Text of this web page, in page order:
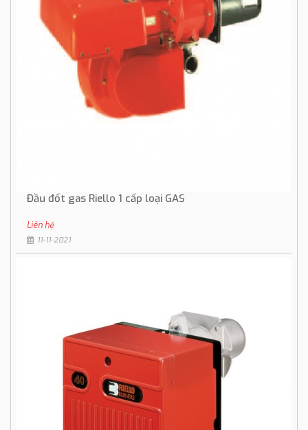
Đầu đốt gas Riello 1 cấp loại GAS
Liên hệ
11-11-2021